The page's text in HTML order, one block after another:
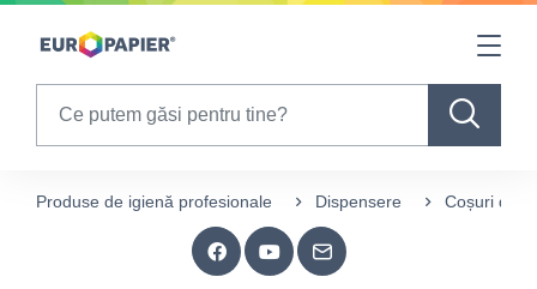
Table Of Content
Produse de igienă profesionale Dispensere Coșuri de